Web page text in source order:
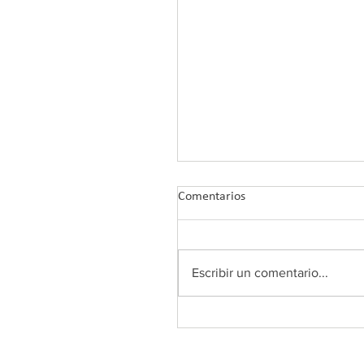
Comentarios
Escribir un comentario...